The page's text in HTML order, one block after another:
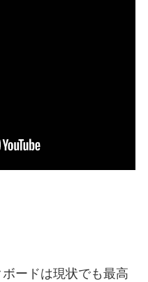
ードは現状でも最高